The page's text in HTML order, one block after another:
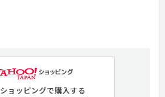
ョッピングで購入する